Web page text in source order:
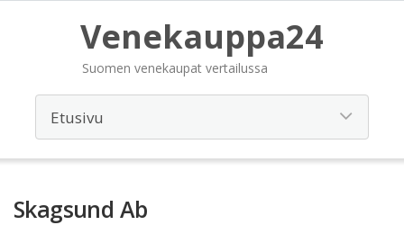
Venekauppa24
Suomen venekaupat vertailussa
Skagsund Ab